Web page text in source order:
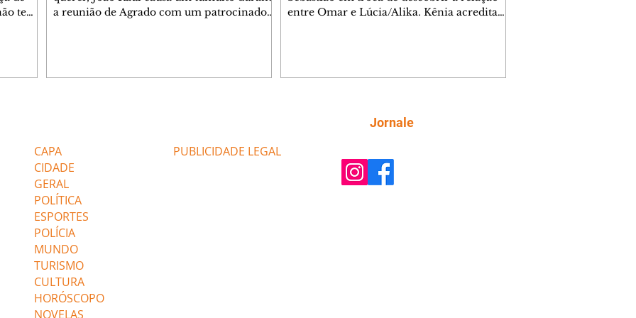
tem
de
a reunião de Agrado com um patrocinador.
termina o relacionamento dos dois.
entre Omar e Lúcia/Alika. Kênia acredita
comentam sobre a possível jazida de
tungstênio na região. Virgínia provoca
CAPA
CIDADE
GERAL
POLÍTICA
ESPORTES
POLÍCIA
MUNDO
TURISMO
CULTURA
HORÓSCOPO
NOVELAS
PUBLICIDADE LEGAL
Jornale